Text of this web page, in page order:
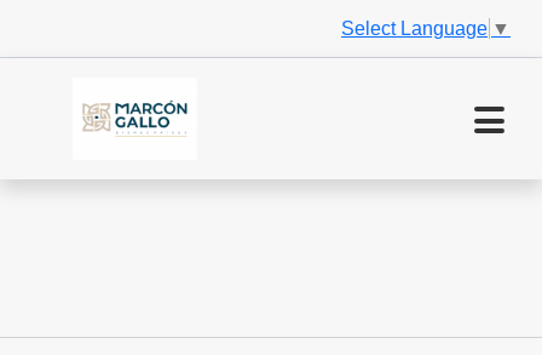
Select Language ▼